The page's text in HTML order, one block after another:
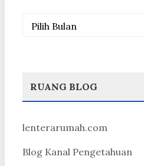
Arsip
RUANG BLOG
lenterarumah.com
Blog Kanal Pengetahuan